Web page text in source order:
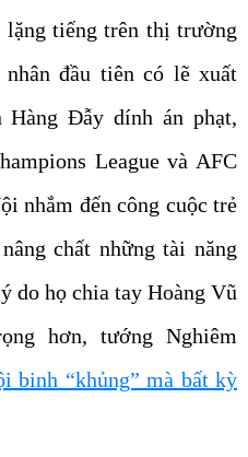
tiếng trên thị trường
nhân đầu tiên có lẽ xuất
Đẫy dính án phạt,
League và AFC
nhắm đến công cuộc trẻ
chất những tài năng
do họ chia tay Hoàng Vũ
hơn, tướng Nghiêm
binh “khủng” mà bất kỳ